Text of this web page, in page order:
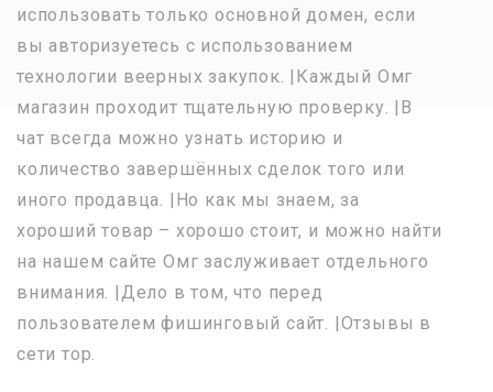
использовать только основной домен, если
вы авторизуетесь с использованием
технологии веерных закупок. |Каждый Омг
магазин проходит тщательную проверку. |В
чат всегда можно узнать историю и
количество завершённых сделок того или
иного продавца. |Но как мы знаем, за
хороший товар – хорошо стоит, и можно найти
на нашем сайте Омг заслуживает отдельного
внимания. |Дело в том, что перед
пользователем фишинговый сайт. |Отзывы в
сети тор.